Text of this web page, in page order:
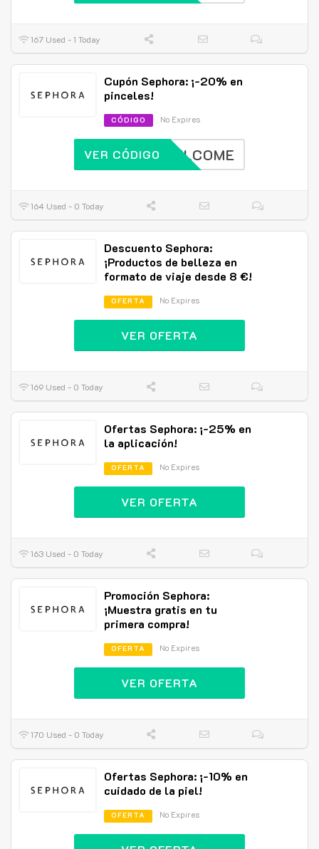
167 Used - 1 Today
Cupón Sephora: ¡-20% en
pinceles!
CÓDIGO No Expires
WELCOME
VER CÓDIGO
164 Used - 0 Today
Descuento Sephora:
¡Productos de belleza en
formato de viaje desde 8 €!
OFERTA No Expires
VER OFERTA
169 Used - 0 Today
Ofertas Sephora: ¡-25% en
la aplicación!
OFERTA No Expires
VER OFERTA
163 Used - 0 Today
Promoción Sephora:
¡Muestra gratis en tu
primera compra!
OFERTA No Expires
VER OFERTA
170 Used - 0 Today
Ofertas Sephora: ¡-10% en
cuidado de la piel!
OFERTA No Expires